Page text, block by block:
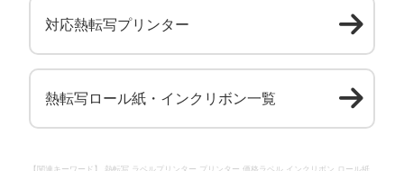
対応熱転写プリンター
熱転写ロール紙・インクリボン一覧
【関連キーワード】 熱転写 ラベルプリンター プリンター 価格ラベル インクリボン ロール紙